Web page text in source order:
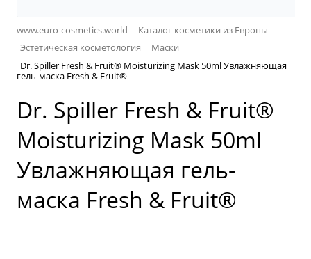
www.euro-cosmetics.world
Каталог косметики из Европы
Эстетическая косметология
Маски
Dr. Spiller Fresh & Fruit® Moisturizing Mask 50ml Увлажняющая
гель-маска Fresh & Fruit®
Dr. Spiller Fresh & Fruit®
Moisturizing Mask 50ml
Увлажняющая гель-
маска Fresh & Fruit®